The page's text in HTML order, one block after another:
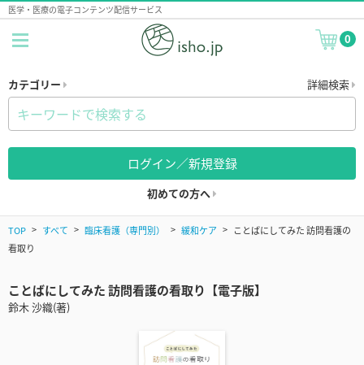
医学・医療の電子コンテンツ配信サービス
0
カテゴリー 詳細検索
ログイン／新規登録
初めての方へ
TOP すべて 臨床看護（専門別） 緩和ケア
ことばにしてみた 訪問看護の
看取り
ことばにしてみた 訪問看護の看取り【電子版】
鈴木 沙織(著)